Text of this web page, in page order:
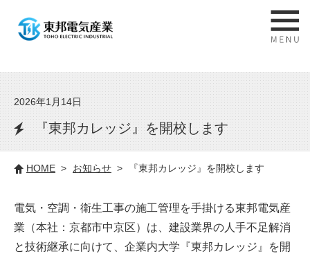
2026年1月14日
『東邦カレッジ』を開校します
HOME お知らせ 『東邦カレッジ』を開校します
電気・空調・衛生工事の施工管理を手掛ける東邦電気産
業（本社：京都市中京区）は、建設業界の人手不足解消
と技術継承に向けて、企業内大学『東邦カレッジ』を開